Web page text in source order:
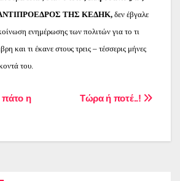
ΤΗΣ ΚΕΔΗΚ,δεν έβγαλε
ενημέρωσης των πολιτών για το τι
και τι έκανε στους τρεις – τέσσερις μήνες
του.
Τώρα ή ποτέ..!
πάτο η